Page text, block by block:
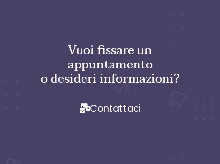
Vuoi fissare un
appuntamento
o desideri informazioni?
Contattaci